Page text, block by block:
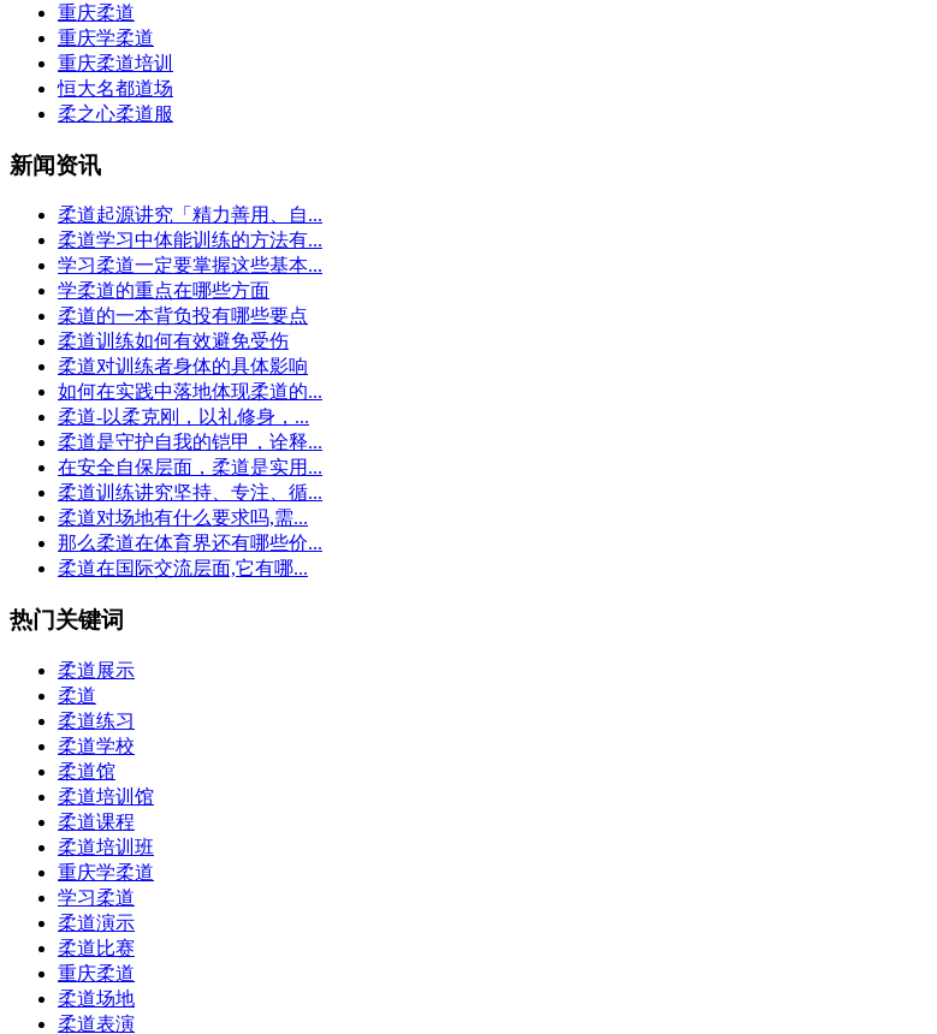
重庆柔道
重庆学柔道
重庆柔道培训
恒大名都道场
柔之心柔道服
新闻资讯
柔道起源讲究「精力善用、自...
柔道学习中体能训练的方法有...
学习柔道一定要掌握这些基本...
学柔道的重点在哪些方面
柔道的一本背负投有哪些要点
柔道训练如何有效避免受伤
柔道对训练者身体的具体影响
如何在实践中落地体现柔道的...
柔道-以柔克刚，以礼修身，...
柔道是守护自我的铠甲，诠释...
在安全自保层面，柔道是实用...
柔道训练讲究坚持、专注、循...
柔道对场地有什么要求吗,需...
那么柔道在体育界还有哪些价...
柔道在国际交流层面,它有哪...
热门关键词
柔道展示
柔道
柔道练习
柔道学校
柔道馆
柔道培训馆
柔道课程
柔道培训班
重庆学柔道
学习柔道
柔道演示
柔道比赛
重庆柔道
柔道场地
柔道表演